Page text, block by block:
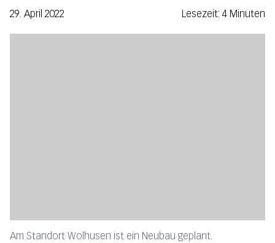
29. April 2022 Lesezeit: 4 Minuten
Am Standort Wolhusen ist ein Neubau geplant.